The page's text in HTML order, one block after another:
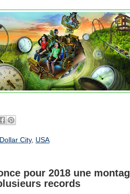
City, USA
pour 2018 une
records